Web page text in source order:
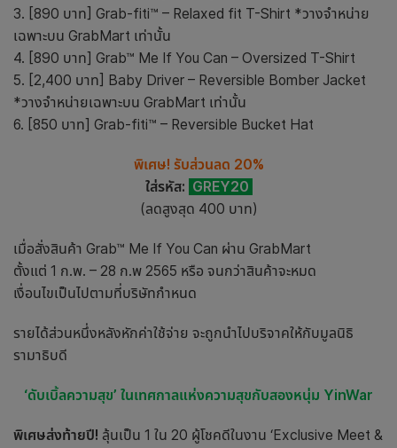
3. [890 บาท] Grab-fiti™ – Relaxed fit T-Shirt *วางจำหน่าย
เฉพาะบน GrabMart เท่านั้น
4. [890 บาท] Grab™ Me If You Can – Oversized T-Shirt
5. [2,400 บาท] Baby Driver – Reversible Bomber Jacket
*วางจำหน่ายเฉพาะบน GrabMart เท่านั้น
6. [850 บาท] Grab-fiti™ – Reversible Bucket Hat
พิเศษ! รับส่วนลด 20%
ใส่รหัส: GREY20
(ลดสูงสุด 400 บาท)
เมื่อสั่งสินค้า Grab™ Me If You Can ผ่าน GrabMart
ตั้งแต่ 1 ก.พ. – 28 ก.พ 2565 หรือ จนกว่าสินค้าจะหมด
เงื่อนไขเป็นไปตามที่บริษัทกำหนด
รายได้ส่วนหนึ่งหลังหักค่าใช้จ่าย จะถูกนำไปบริจาคให้กับมูลนิธิ
รามาธิบดี
‘ดับเบิ้ลความสุข’ ในเทศกาลแห่งความสุขกับสองหนุ่ม YinWar
พิเศษส่งท้ายปี! ลุ้นเป็น 1 ใน 20 ผู้โชคดีในงาน ‘Exclusive Meet &